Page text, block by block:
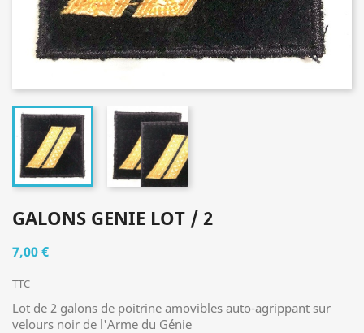
GALONS GENIE LOT / 2
7,00 €
TTC
Lot de 2 galons de poitrine amovibles auto-agrippant sur
velours noir de l'Arme du Génie